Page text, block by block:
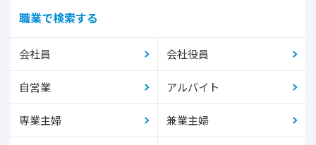
職業で検索する
会社員 会社役員
自営業 アルバイト
専業主婦 兼業主婦